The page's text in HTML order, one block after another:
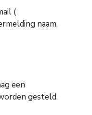
(
naam,
een
gesteld.